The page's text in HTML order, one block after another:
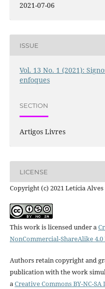
2021-07-06
ISSUE
Vol. 13 No. 1 (2021):
enfoques
SECTION
Artigos Livres
LICENSE
Copyright (c) 2021 Letícia
This work is licensed under a
NonCommercial-ShareAlike
Authors retain copyright and
publication with the work
aCreative Commons BY-NC-SA